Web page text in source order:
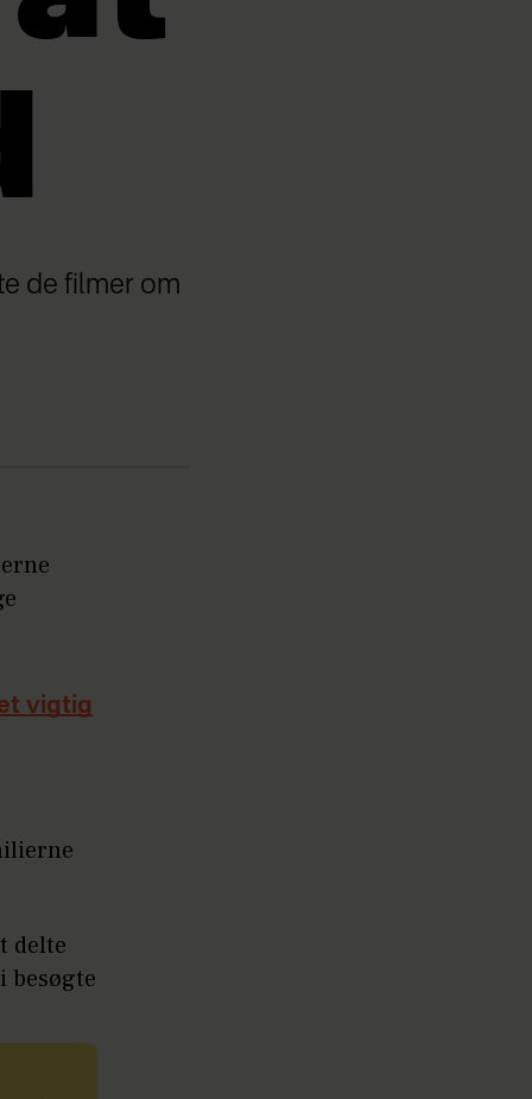
de filmer om
vigtig
delte
besøgte